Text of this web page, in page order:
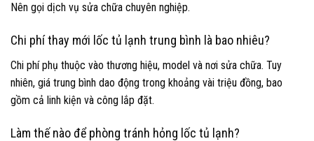
Nên gọi dịch vụ sửa chữa chuyên nghiệp.
Chi phí thay mới lốc tủ lạnh trung bình là bao nhiêu?
Chi phí phụ thuộc vào thương hiệu, model và nơi sửa chữa. Tuy
nhiên, giá trung bình dao động trong khoảng vài triệu đồng, bao
gồm cả linh kiện và công lắp đặt.
Làm thế nào để phòng tránh hỏng lốc tủ lạnh?